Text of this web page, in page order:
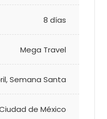
8 días
Mega Travel
,Semana Santa
de México